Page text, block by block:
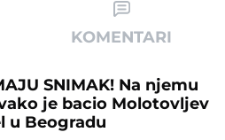
KOMENTARI
SNIMAK! Na njemu
je bacio Molotovljev
u Beogradu